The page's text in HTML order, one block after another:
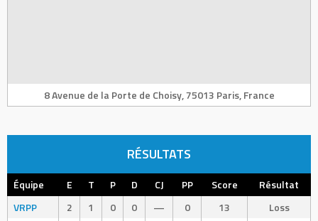
8 Avenue de la Porte de Choisy, 75013 Paris, France
RÉSULTATS
Équipe E T P D CJ PP Score
Résultat
VRPP
2 1 0 0 — 0 13
Loss